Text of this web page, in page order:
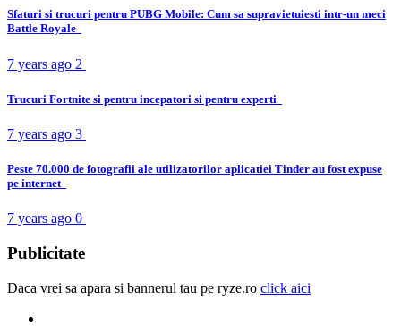
Sfaturi si trucuri pentru PUBG Mobile: Cum sa supravietuiesti intr-un meci
Battle Royale
7 years ago 2
Trucuri Fortnite si pentru incepatori si pentru experti
7 years ago 3
Peste 70.000 de fotografii ale utilizatorilor aplicatiei Tinder au fost expuse
pe internet
7 years ago 0
Publicitate
Daca vrei sa apara si bannerul tau pe ryze.ro click aici